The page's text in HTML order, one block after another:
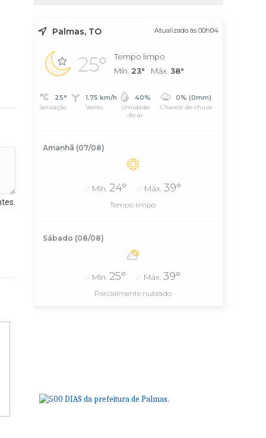
Palmas, TO Atualizado às 00h04
25°
Tempo limpo
Mín. 23° Máx. 38°
25°
Sensação
1.75 km/h
Vento
40%
Umidade
do ar
0% (0mm)
Chance de chuva
Amanhã (07/08)
Mín. 24° Máx. 39°
Tempo limpo
Sábado (08/08)
Mín. 25° Máx.39°
Parcialmente nublado